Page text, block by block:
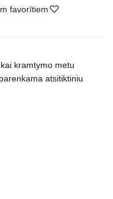
favorītiem
kramtymo metu
atsitiktiniu